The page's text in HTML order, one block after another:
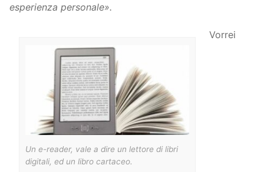
esperienza personale».
Un e-reader, vale a dire un lettore di libri
digitali, ed un libro cartaceo.
Vorrei